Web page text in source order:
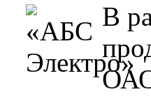
В